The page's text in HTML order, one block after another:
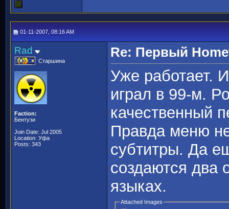
01-11-2007, 08:16 AM
Rad
Старшина
Faction:
Бентузи
Join Date: Jul 2005
Location: Уфа
Posts: 343
Re: Первый
Уже работает.
играл в 99-м.
качественный
Правда меню
субтитры. Да
создаются два
языках.
Attached Images